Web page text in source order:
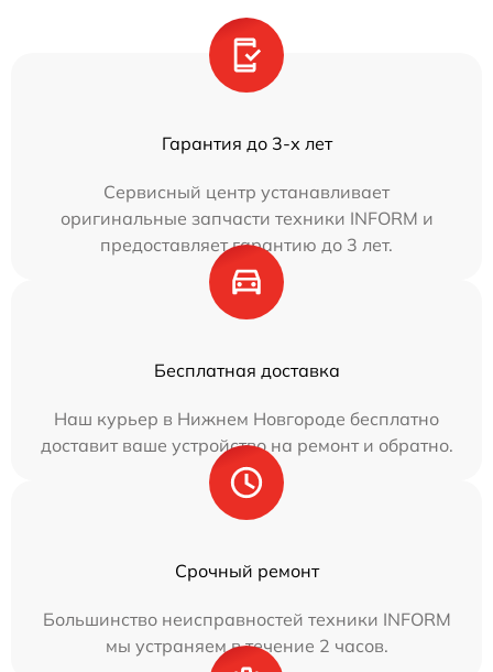
Гарантия до 3-х лет
Сервисный центр устанавливает
оригинальные запчасти техники INFORM и
предоставляет гарантию до 3 лет.
Бесплатная доставка
Наш курьер в Нижнем Новгороде бесплатно
доставит ваше устройство на ремонт и обратно.
Срочный ремонт
Большинство неисправностей техники INFORM
мы устраняем в течение 2 часов.